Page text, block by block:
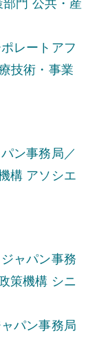
部門 公共・産
レートアフ
技術・事業
ン事務局／
構 アソシエ
ャパン事務
策機構 シニ
パン事務局